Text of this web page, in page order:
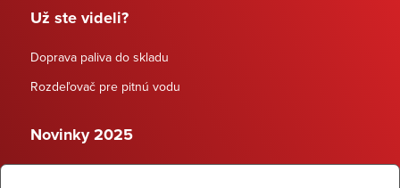
Už ste videli?
Doprava paliva do skladu
Rozdeľovač pre pitnú vodu
Novinky 2025